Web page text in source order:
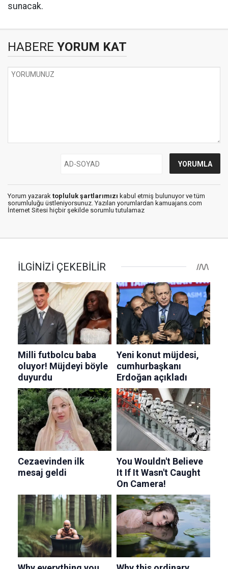
sunacak.
HABERE YORUM KAT
Yorum yazarak topluluk şartlarımızı kabul etmiş bulunuyor ve tüm
sorumluluğu üstleniyorsunuz. Yazılan yorumlardan kamuajans.com
İnternet Sitesi hiçbir şekilde sorumlu tutulamaz